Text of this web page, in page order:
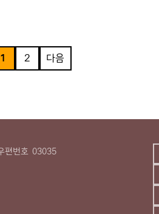
1 2 다음
편번호 03035